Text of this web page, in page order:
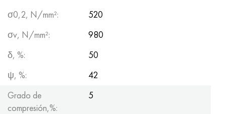
σ0,2, N/mm²:
520
σv, N/mm²:
980
δ, %:
50
ψ, %:
42
Grado de
compresión,%:
5